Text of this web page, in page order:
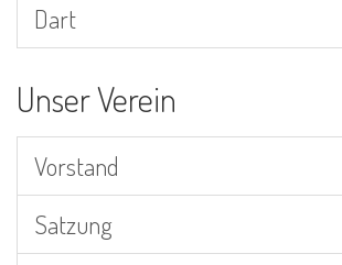
Dart
Unser Verein
Vorstand
Satzung